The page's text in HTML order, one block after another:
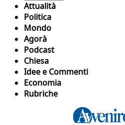
Attualità
Politica
Mondo
Agorà
Podcast
Chiesa
Idee e Commenti
Economia
Rubriche